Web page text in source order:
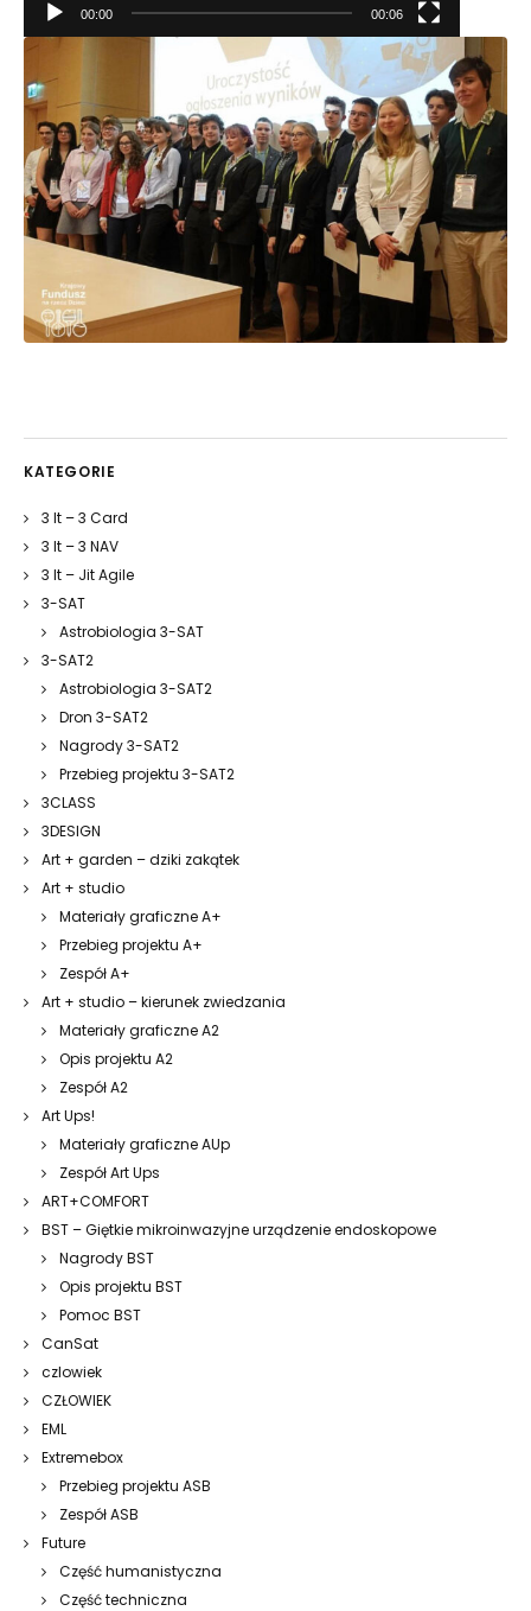
00:00 00:06
KATEGORIE
3 It – 3 Card
3 It – 3 NAV
3 It – Jit Agile
3-SAT
Astrobiologia 3-SAT
3-SAT2
Astrobiologia 3-SAT2
Dron 3-SAT2
Nagrody 3-SAT2
Przebieg projektu 3-SAT2
3CLASS
3DESIGN
Art + garden – dziki zakątek
Art + studio
Materiały graficzne A+
Przebieg projektu A+
Zespół A+
Art + studio – kierunek zwiedzania
Materiały graficzne A2
Opis projektu A2
Zespół A2
Art Ups!
Materiały graficzne AUp
Zespół Art Ups
ART+COMFORT
BST – Giętkie mikroinwazyjne urządzenie endoskopowe
Nagrody BST
Opis projektu BST
Pomoc BST
CanSat
czlowiek
CZŁOWIEK
EML
Extremebox
Przebieg projektu ASB
Zespół ASB
Future
Część humanistyczna
Część techniczna